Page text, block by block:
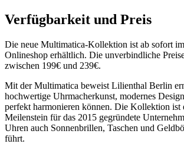
Verfügbarkeit und Preis
Die neue Multimatica-Kollektion ist ab sofort
Onlineshop erhältlich. Die unverbindliche
zwischen 199€ und 239€.
Mit der Multimatica beweist Lilienthal Berlin
hochwertige Uhrmacherkunst, modernes
perfekt harmonieren können. Die Kollektion ist
Meilenstein für das 2015 gegründete
Uhren auch Sonnenbrillen, Taschen und
führt.